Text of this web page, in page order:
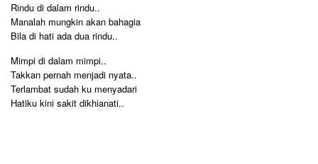
Rindu di dalam rindu..
Manalah mungkin akan bahagia
Bila di hati ada dua rindu..
Mimpi di dalam mimpi..
Takkan pernah menjadi nyata..
Terlambat sudah ku menyadari
Hatiku kini sakit dikhianati..